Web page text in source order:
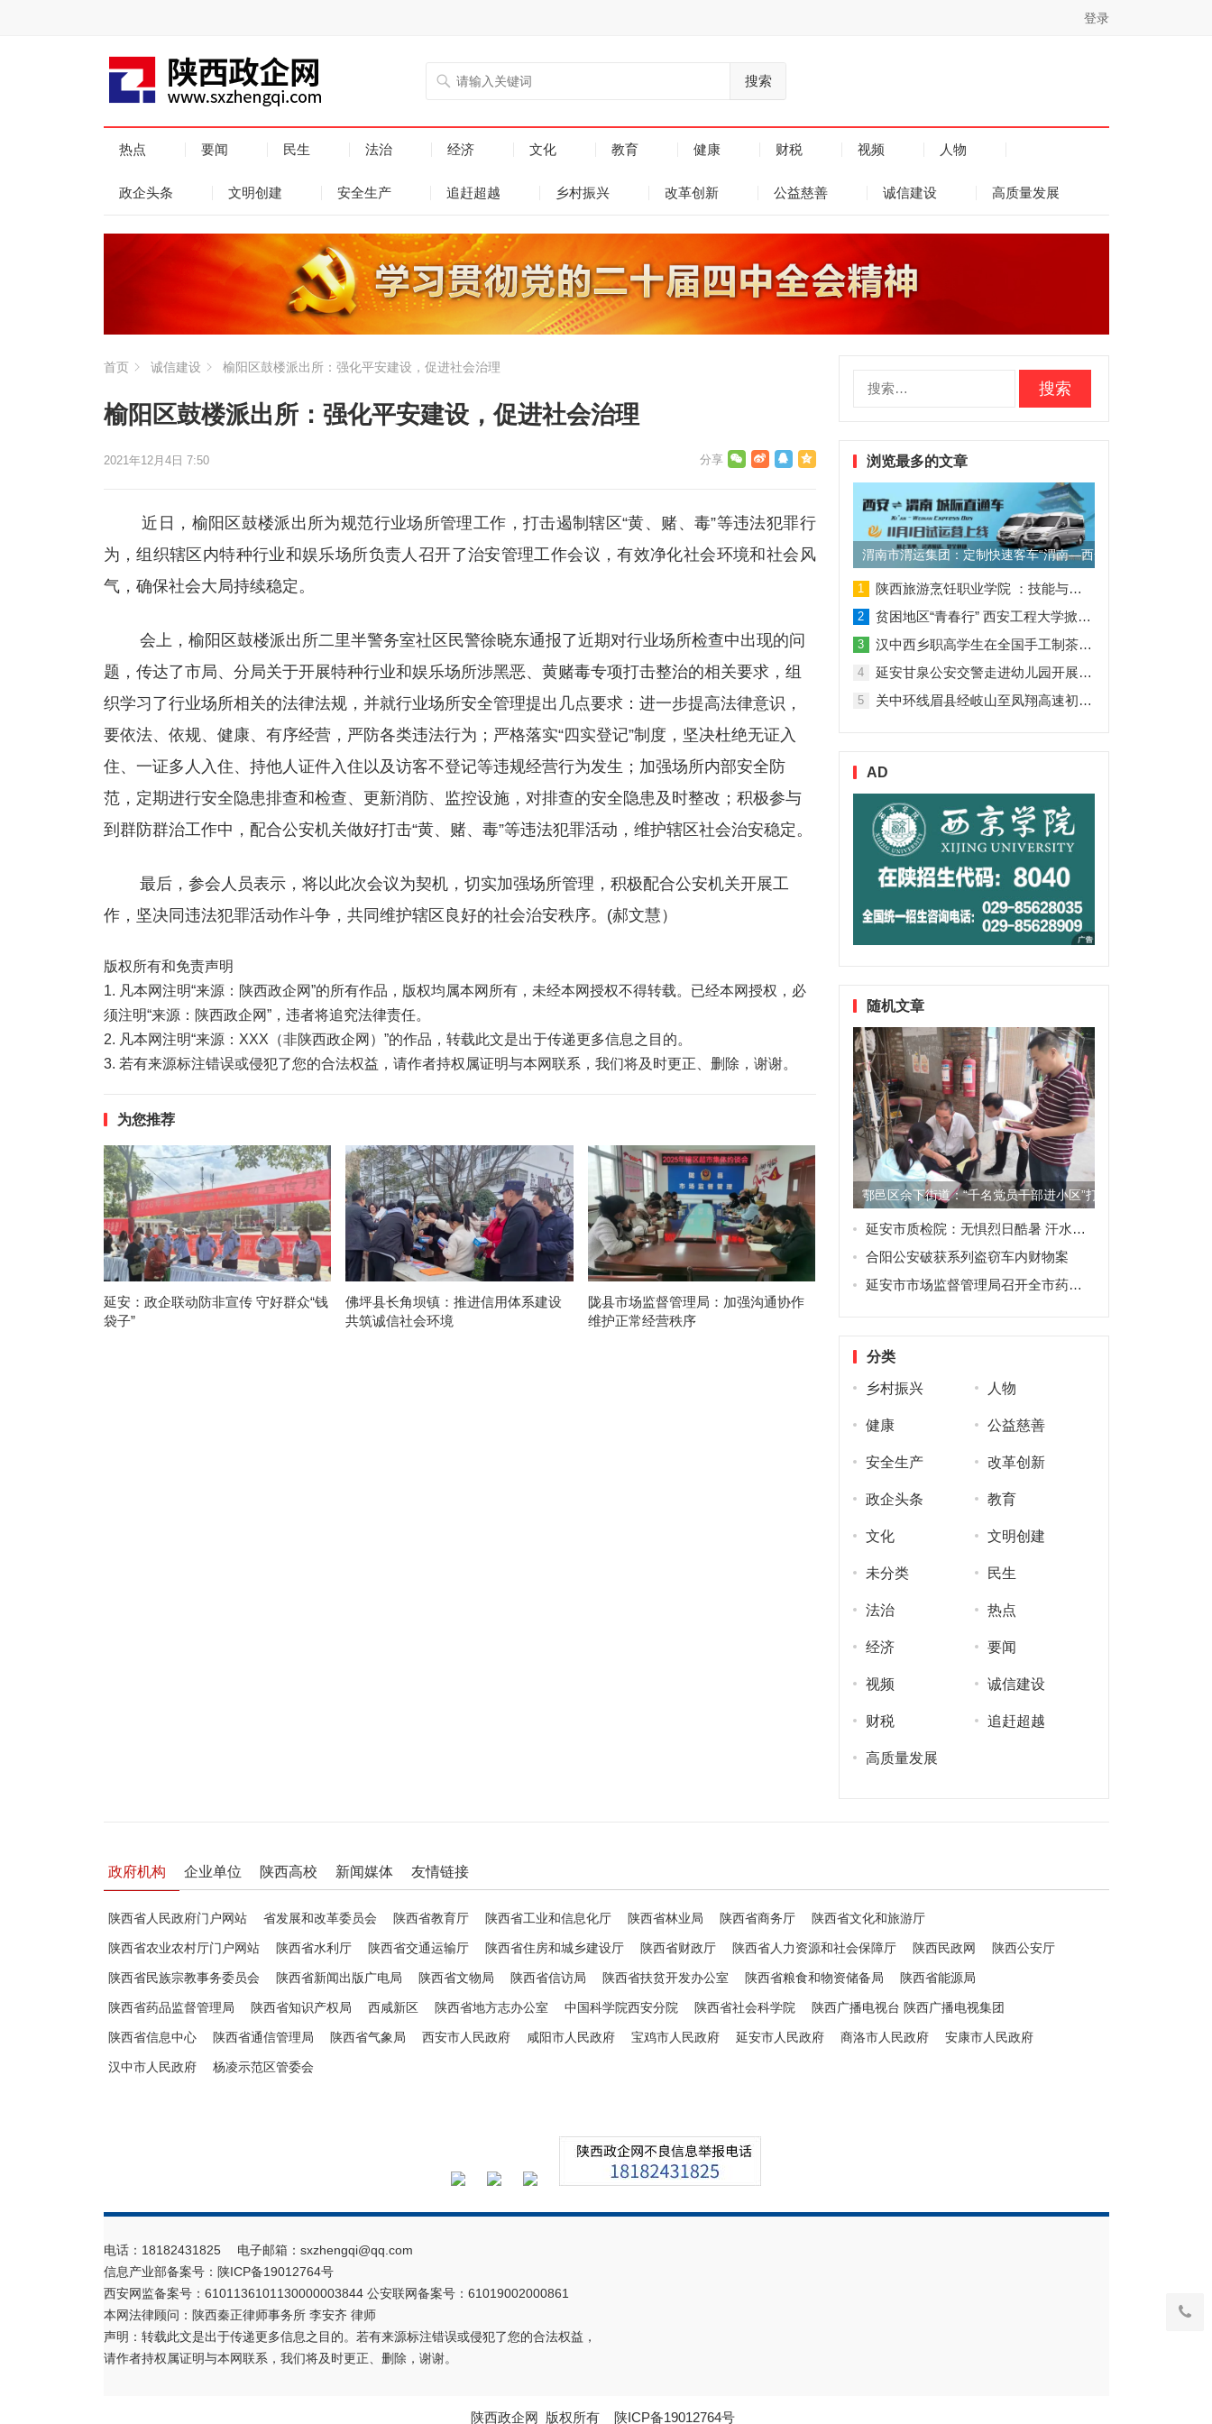
登录
搜索
热点 要闻 民生 法治 经济 文化 教育 健康 财税 视频 人物
政企头条 文明创建 安全生产 追赶超越 乡村振兴 改革创新 公益慈善 诚信建设 高质量发展
首页 诚信建设 榆阳区鼓楼派出所：强化平安建设，促进社会治理
榆阳区鼓楼派出所：强化平安建设，促进社会治理
2021年12月4日 7:50
近日，榆阳区鼓楼派出所为规范行业场所管理工作，打击遏制辖区“黄、赌、毒”等违法犯罪行
为，组织辖区内特种行业和娱乐场所负责人召开了治安管理工作会议，有效净化社会环境和社会风
气，确保社会大局持续稳定。
会上，榆阳区鼓楼派出所二里半警务室社区民警徐晓东通报了近期对行业场所检查中出现的问
题，传达了市局、分局关于开展特种行业和娱乐场所涉黑恶、黄赌毒专项打击整治的相关要求，组
织学习了行业场所相关的法律法规，并就行业场所安全管理提出几点要求：进一步提高法律意识，
要依法、依规、健康、有序经营，严防各类违法行为；严格落实“四实登记”制度，坚决杜绝无证入
住、一证多人入住、持他人证件入住以及访客不登记等违规经营行为发生；加强场所内部安全防
范，定期进行安全隐患排查和检查、更新消防、监控设施，对排查的安全隐患及时整改；积极参与
到群防群治工作中，配合公安机关做好打击“黄、赌、毒”等违法犯罪活动，维护辖区社会治安稳定。
最后，参会人员表示，将以此次会议为契机，切实加强场所管理，积极配合公安机关开展工
作，坚决同违法犯罪活动作斗争，共同维护辖区良好的社会治安秩序。(郝文慧）
版权所有和免责声明
1. 凡本网注明“来源：陕西政企网”的所有作品，版权均属本网所有，未经本网授权不得转载。已经本网授权，必
须注明“来源：陕西政企网”，违者将追究法律责任。
2. 凡本网注明“来源：XXX（非陕西政企网）”的作品，转载此文是出于传递更多信息之目的。
3. 若有来源标注错误或侵犯了您的合法权益，请作者持权属证明与本网联系，我们将及时更正、删除，谢谢。
为您推荐
延安：政企联动防非宣传 守好群众“钱
袋子”
佛坪县长角坝镇：推进信用体系建设
共筑诚信社会环境
陇县市场监督管理局：加强沟通协作
维护正常经营秩序
浏览最多的文章
渭南市渭运集团：定制快速客车“渭南—西安”11月1日试运营
1 陕西旅游烹饪职业学院 ：技能与理论并行 人才与企业共赢
2 贫困地区“青春行” 西安工程大学掀起“扶贫热”
3 汉中西乡职高学生在全国手工制茶大赛中创佳绩
4 延安甘泉公安交警走进幼儿园开展交通安全专题讲座活动
5 关中环线眉县经岐山至凤翔高速初步设计获批！
AD
随机文章
鄠邑区余下街道：“千名党员干部进小区”打造美好家园
延安市质检院：无惧烈日酷暑 汗水谱写担当
合阳公安破获系列盗窃车内财物案
延安市市场监督管理局召开全市药械化工作推进会暨风险会商会
分类
乡村振兴 人物
健康 公益慈善
安全生产 改革创新
政企头条 教育
文化 文明创建
未分类 民生
法治 热点
经济 要闻
视频 诚信建设
财税 追赶超越
高质量发展
政府机构 企业单位 陕西高校 新闻媒体 友情链接
陕西省人民政府门户网站 省发展和改革委员会 陕西省教育厅 陕西省工业和信息化厅 陕西省林业局 陕西省商务厅 陕西省文化和旅游厅
陕西省农业农村厅门户网站 陕西省水利厅 陕西省交通运输厅 陕西省住房和城乡建设厅 陕西省财政厅 陕西省人力资源和社会保障厅 陕西民政网 陕西公安厅
陕西省民族宗教事务委员会 陕西省新闻出版广电局 陕西省文物局 陕西省信访局 陕西省扶贫开发办公室 陕西省粮食和物资储备局 陕西省能源局
陕西省药品监督管理局 陕西省知识产权局 西咸新区 陕西省地方志办公室 中国科学院西安分院 陕西省社会科学院 陕西广播电视台 陕西广播电视集团
陕西省信息中心 陕西省通信管理局 陕西省气象局 西安市人民政府 咸阳市人民政府 宝鸡市人民政府 延安市人民政府 商洛市人民政府 安康市人民政府
汉中市人民政府 杨凌示范区管委会
电话：18182431825 电子邮箱：sxzhengqi@qq.com
信息产业部备案号： 陕ICP备19012764号
西安网监备案号：6101136101130000003844 公安联网备案号：61019002000861
本网法律顾问：陕西秦正律师事务所 李安齐 律师
声明：转载此文是出于传递更多信息之目的。若有来源标注错误或侵犯了您的合法权益，
请作者持权属证明与本网联系，我们将及时更正、删除，谢谢。
陕西政企网 版权所有 陕ICP备19012764号